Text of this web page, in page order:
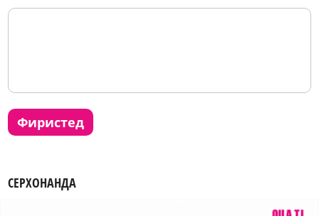
фиристед
СЕРХОНАНДА